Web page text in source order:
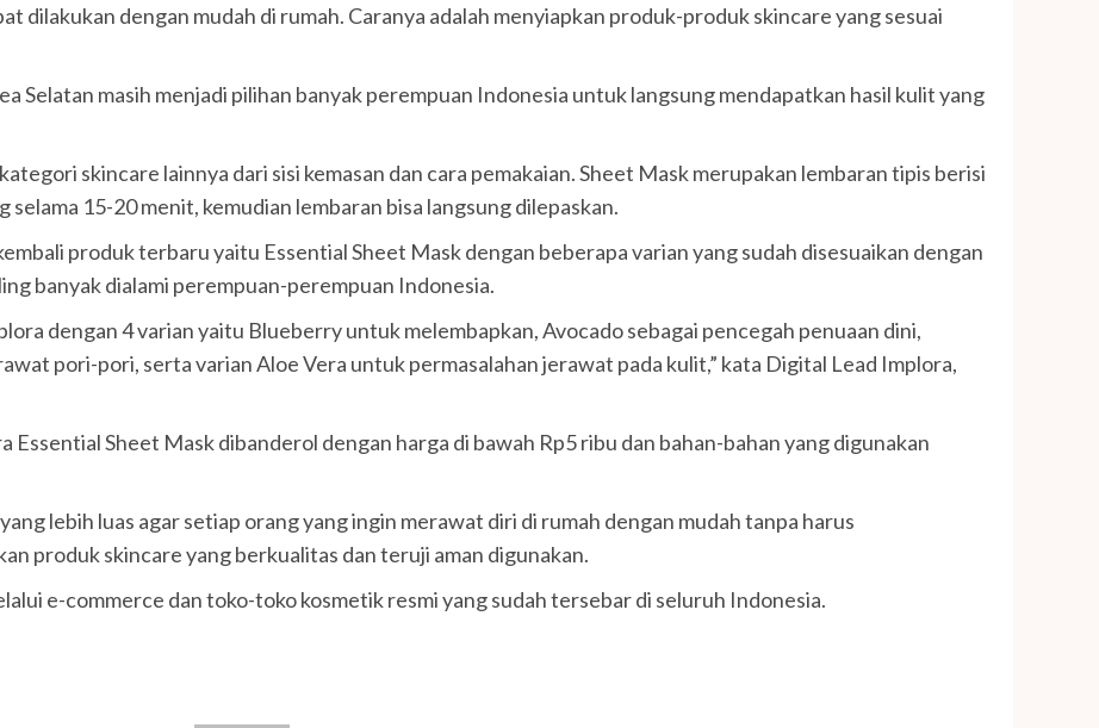
dilakukan dengan mudah di rumah. Caranya adalah menyiapkan produk-produk skincare yang sesuai
Selatan masih menjadi pilihan banyak perempuan Indonesia untuk langsung mendapatkan hasil kulit yang
skincare lainnya dari sisi kemasan dan cara pemakaian. Sheet Mask merupakan lembaran tipis berisi
15-20 menit, kemudian lembaran bisa langsung dilepaskan.
produk terbaru yaitu Essential Sheet Mask dengan beberapa varian yang sudah disesuaikan dengan
banyak dialami perempuan-perempuan Indonesia.
dengan 4 varian yaitu Blueberry untuk melembapkan, Avocado sebagai pencegah penuaan dini,
pori-pori, serta varian Aloe Vera untuk permasalahan jerawat pada kulit,” kata Digital Lead Implora,
Essential Sheet Mask dibanderol dengan harga di bawah Rp5 ribu dan bahan-bahan yang digunakan
lebih luas agar setiap orang yang ingin merawat diri di rumah dengan mudah tanpa harus
produk skincare yang berkualitas dan teruji aman digunakan.
e-commerce dan toko-toko kosmetik resmi yang sudah tersebar di seluruh Indonesia.